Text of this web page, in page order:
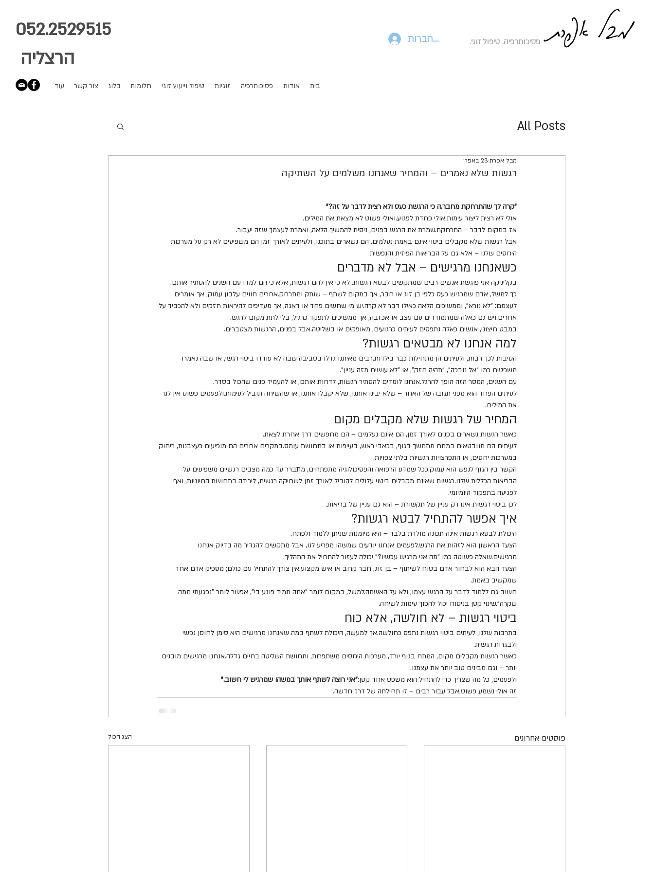
052.2529515
הרצליה
בית אודות פסיכותרפיה זוגיות טיפול וייעוץ זוגי חלומות בלוג צור קשר עוד
להתחברות פסיכותרפיה. טיפול זוגי.
All Posts
רגשות שלא נאמרים – והמחיר שאנחנו משלמים על השתיקה
מבל אפרת 23 באפר׳
"קרה לך שהתרחקת מחבר.ה כי הרגשת כעס ולא רצית לדבר על זה?"
אולי לא רצית ליצור עימות.אולי פחדת לפגוע.ואולי פשוט לא מצאת את המילים.
אז במקום לדבר – התרחקת.שמרת את הרגש בפנים, ניסית להמשיך הלאה, ואמרת לעצמך שזה יעבור.
אבל רגשות שלא מקבלים ביטוי אינם באמת נעלמים. הם נשארים בתוכנו, ולעיתים לאורך זמן הם משפיעים לא רק על מערכות
היחסים שלנו – אלא גם על הבריאות הפיזית והנפשית.
כשאנחנו מרגישים – אבל לא מדברים
בקליניקה אני פוגשת אנשים רבים שמתקשים לבטא רגשות. לא כי אין להם רגשות, אלא כי הם למדו עם השנים להסתיר אותם.
כך למשל, אדם שמרגיש כעס כלפי בן זוג או חבר, אך במקום לשתף – שותק ומתרחק.אחרים חווים עלבון עמוק, אך אומרים
לעצמם: "לא נורא", וממשיכים הלאה כאילו דבר לא קרה.יש מי שחשים פחד או דאגה, אך מעדיפים להיראות חזקים ולא להכביד על
אחרים.ויש גם כאלה שמתמודדים עם עצב או אכזבה, אך ממשיכים לתפקד כרגיל, בלי לתת מקום לרגש.
במבט חיצוני, אנשים כאלה נתפסים לעיתים כרגועים, מאופקים או בשליטה.אבל בפנים, הרגשות מצטברים.
למה אנחנו לא מבטאים רגשות?
הסיבות לכך רבות, ולעיתים הן מתחילות כבר בילדות.רבים מאיתנו גדלו בסביבה שבה לא עודדו ביטוי רגשי, או שבה נאמרו
משפטים כמו "אל תבכה", "תהיה חזק", או "לא עושים מזה עניין".
עם השנים, המסר הזה הופך להרגל.אנחנו לומדים להסתיר רגשות, לדחות אותם, או להעמיד פנים שהכול בסדר.
לעיתים הפחד הוא מפני תגובה של האחר – שלא יבינו אותנו, שלא יקבלו אותנו, או שהשיחה תוביל לעימות.ולפעמים פשוט אין לנו
את המילים.
המחיר של רגשות שלא מקבלים מקום
כאשר רגשות נשארים בפנים לאורך זמן, הם אינם נעלמים – הם מחפשים דרך אחרת לצאת.
לעיתים הם מתבטאים במתח מתמשך בגוף, בכאבי ראש, בעייפות או בתחושת עומס.במקרים אחרים הם מופיעים כעצבנות, ריחוק
במערכות יחסים, או התפרצויות רגשיות בלתי צפויות.
הקשר בין הגוף לנפש הוא עמוק.ככל שמדע הרפואה והפסיכולוגיה מתפתחים, מתברר עד כמה מצבים רגשיים משפיעים על
הבריאות הכללית שלנו.רגשות שאינם מקבלים ביטוי עלולים להוביל לאורך זמן לשחיקה רגשית, לירידה בתחושת החיוניות, ואף
לפגיעה בתפקוד היומיומי.
לכן ביטוי רגשות אינו רק עניין של תקשורת – הוא גם עניין של בריאות.
איך אפשר להתחיל לבטא רגשות?
היכולת לבטא רגשות אינה תכונה מולדת בלבד – היא מיומנות שניתן ללמוד ולפתח.
הצעד הראשון הוא לזהות את הרגש.לפעמים אנחנו יודעים שמשהו מפריע לנו, אבל מתקשים להגדיר מה בדיוק אנחנו
מרגישים.שאלה פשוטה כמו "מה אני מרגיש עכשיו?" יכולה לעזור להתחיל את התהליך.
הצעד הבא הוא לבחור אדם בטוח לשיתוף – בן זוג, חבר קרוב או איש מקצוע.אין צורך להתחיל עם כולם; מספיק אדם אחד
שמקשיב באמת.
חשוב גם ללמוד לדבר על הרגש עצמו, ולא על האשמה.למשל, במקום לומר "אתה תמיד פוגע בי", אפשר לומר "נפגעתי ממה
שקרה".שינוי קטן בניסוח יכול להפוך עימות לשיחה.
ביטוי רגשות – לא חולשה, אלא כוח
בתרבות שלנו, לעיתים ביטוי רגשות נתפס כחולשה.אך למעשה, היכולת לשתף במה שאנחנו מרגישים היא סימן לחוסן נפשי
ולבגרות רגשית.
כאשר רגשות מקבלים מקום, המתח בגוף יורד, מערכות היחסים משתפרות, ותחושת השליטה בחיים גדלה.אנחנו מרגישים מובנים
יותר – וגם מבינים טוב יותר את עצמנו.
ולפעמים, כל מה שצריך כדי להתחיל הוא משפט אחד קטן:"אני רוצה לשתף אותך במשהו שמרגיש לי חשוב."
זה אולי נשמע פשוט,אבל עבור רבים – זו תחילתה של דרך חדשה.
פוסטים אחרונים הצג הכול